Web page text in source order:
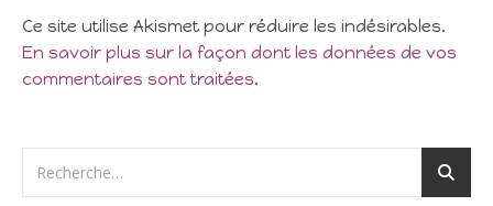
Ce site utilise Akismet pour réduire les indésirables.
En savoir plus sur la façon dont les données de vos
commentaires sont traitées.